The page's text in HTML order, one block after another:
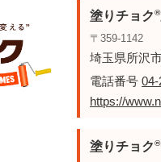
塗りチョク®
〒359-1142
埼玉県所沢
電話番号 04-
https://
塗りチョク®